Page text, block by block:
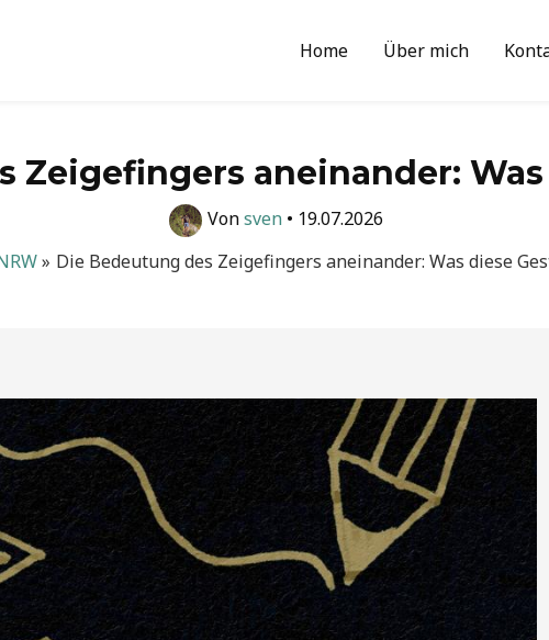
Home Über mich
Zeigefingers aneinander:
Vonsven • 19.07.2026
Die Bedeutung des Zeigefingers aneinander: Was diese